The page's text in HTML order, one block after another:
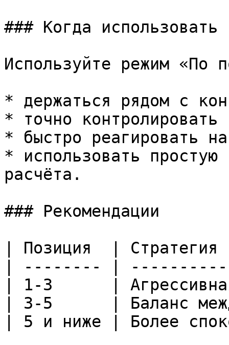
### Когда использовать
Используйте режим «По
* держаться рядом с
* точно контролировать
* быстро реагировать
* использовать простую
расчёта.
### Рекомендации
| Позиция  |
| -------- |
| 1-3      |
| 3-5      | Баланс
| 5 и ниже | Более